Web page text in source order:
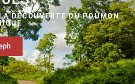
DÉCOUVERTE DU POUMON